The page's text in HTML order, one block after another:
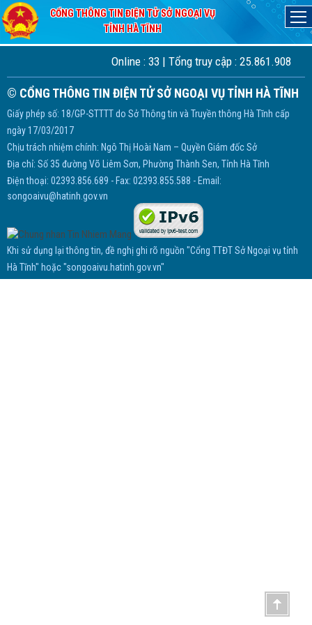
CỔNG THÔNG TIN ĐIỆN TỬ SỞ NGOẠI VỤ
TỈNH HÀ TĨNH
Home/ không tìm thấy trang
Trang bạn đang xem không tồn tại!
Online : 33 | Tổng truy cập : 25.861.908
© CỔNG THÔNG TIN ĐIỆN TỬ SỞ NGOẠI VỤ TỈNH HÀ TĨNH
Giấy phép số: 18/GP-STTTT do Sở Thông tin và Truyền thông Hà Tĩnh cấp
ngày 17/03/2017
Chịu trách nhiệm chính: Ngô Thị Hoài Nam – Quyền Giám đốc Sở
Địa chỉ: Số 35 đường Võ Liêm Sơn, Phường Thành Sen, Tỉnh Hà Tĩnh
Điện thoại: 02393.856.689 - Fax: 02393.855.588 - Email:
songoaivu@hatinh.gov.vn
Khi sử dụng lại thông tin, đề nghị ghi rõ nguồn "Cổng TTĐT Sở Ngoại vụ tỉnh
Hà Tĩnh" hoặc "songoaivu.hatinh.gov.vn"
Đã kết nối EMC